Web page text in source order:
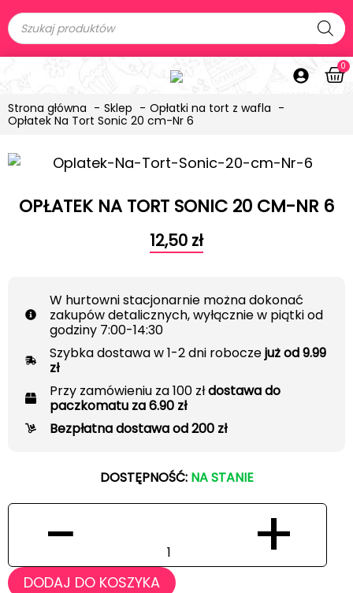
0
Strona główna Sklep
Opłatki na tort z wafla
Opłatek Na Tort Sonic 20 cm-Nr 6
OPŁATEK NA TORT SONIC 20 CM-NR 6
12,50 zł
W hurtowni stacjonarnie można dokonać
zakupów detalicznych, wyłącznie w piątki od
godziny 7:00-14:30
Szybka dostawa w 1-2 dni roboczejuż od 9.99
zł
Przy zamówieniu za 100 złdostawa do
paczkomatu za 6.90 zł
Bezpłatna dostawa od 200 zł
DOSTĘPNOŚĆ: NA STANIE
− +
DODAJ DO KOSZYKA